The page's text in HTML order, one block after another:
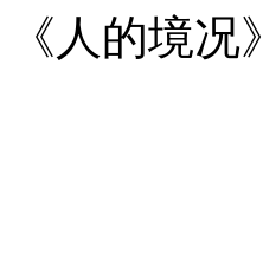
《人的境况》